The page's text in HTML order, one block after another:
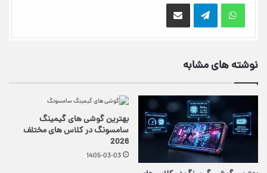
نوشته های مشابه
بهترین گوشی های گیمینگ
سامسونگ در کلاس های مختلف
2026
1405-03-03